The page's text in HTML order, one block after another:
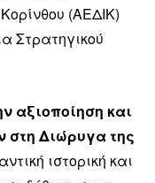
(ΑΕΔΙΚ)
Στρατηγικού
αξιοποίηση και
στη Διώρυγα της
ιστορική και